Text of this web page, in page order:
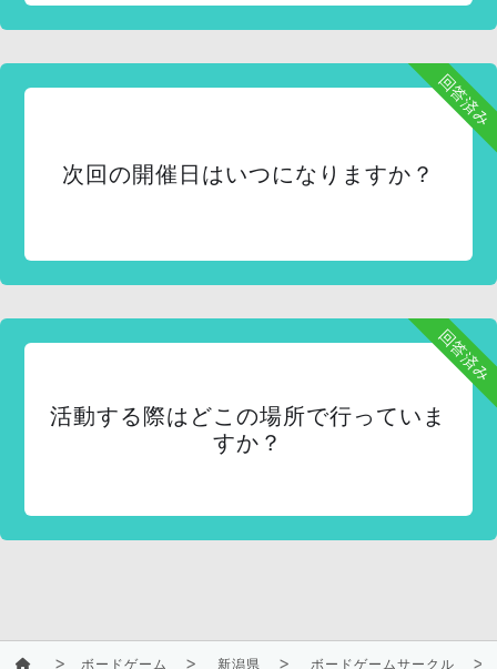
回答済み
次回の開催日はいつになりますか？
回答済み
活動する際はどこの場所で行っていま
すか？
ボードゲーム 新潟県 ボードゲームサークル